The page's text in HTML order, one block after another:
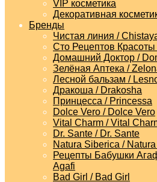
VIP косметика
Декоративная
Бренды
Чистая линия /
Сто Рецептов
Домашний Доктор /
Зелёная Аптека /
Лесной бальзам /
Дракоша / Drakosha
Принцесса / Princessa
Dolce Vero / Dolce Vero
Vital Charm / Vital
Dr. Sante / Dr. Sante
Natura Siberica /
Рецепты Бабушки
Agafi
Bad Girl / Bad Girl